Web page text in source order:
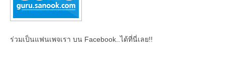
ร่วมเป็นแฟนเพจเรา บน Facebook..ได้ที่นี่เลย!!